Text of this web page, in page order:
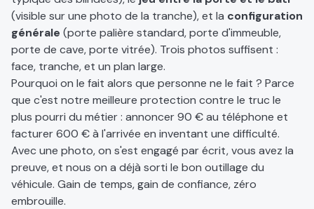
(visible sur une photo de la tranche), et la configuration
générale (porte palière standard, porte d'immeuble,
porte de cave, porte vitrée). Trois photos suffisent :
face, tranche, et un plan large.
Pourquoi on le fait alors que personne ne le fait ? Parce
que c'est notre meilleure protection contre le truc le
plus pourri du métier : annoncer 90 € au téléphone et
facturer 600 € à l'arrivée en inventant une difficulté.
Avec une photo, on s'est engagé par écrit, vous avez la
preuve, et nous on a déjà sorti le bon outillage du
véhicule. Gain de temps, gain de confiance, zéro
embrouille.